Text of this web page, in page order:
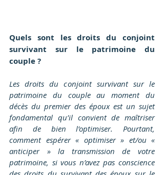
Quels sont les droits du conjoint
survivant sur le patrimoine du
couple ?
Les droits du conjoint survivant sur le
patrimoine du couple au moment du
décès du premier des époux est un sujet
fondamental qu’il convient de maîtriser
afin de bien l’optimiser. Pourtant,
comment espérer « optimiser » et/ou «
anticiper » la transmission de votre
patrimoine, si vous n’avez pas conscience